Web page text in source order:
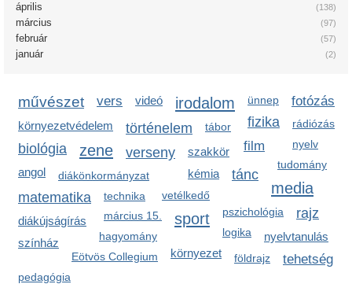
(138)
április
(97)
március
(57)
február
(2)
január
művészet vers videó irodalom ünnep
környezetvédelem
fotózás
fizika rádiózás
történelem
tábor
nyelv
film
biológia zene verseny
tudomány
szakkör
angol
diákönkormányzat kémia tánc
media
vetélkedő
matematika
pszichológia
március 15. rajz
technika
diákújságírás sport
logika
hagyomány nyelvtanulás
színház
Eötvös Collegium környezet földrajz tehetség
pedagógia